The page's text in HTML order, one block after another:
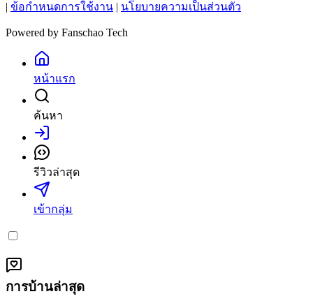
ข้อกำหนดการใช้งาน นโยบายความเป็นส่วนตัว
Powered by Fanschao Tech
หน้าแรก
ค้นหา
เข้าสู่ระบบ
รีวิวล่าสุด
เข้ากลุ่ม
การบ้านล่าสุด